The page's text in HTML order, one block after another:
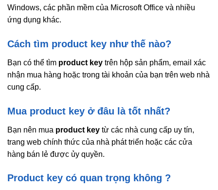
Windows, các phần mềm của Microsoft Office và nhiều
ứng dụng khác.
Cách tìm product key như thế nào?
Bạn có thể tìm product key trên hộp sản phẩm, email xác
nhận mua hàng hoặc trong tài khoản của bạn trên web nhà
cung cấp.
Mua product key ở đâu là tốt nhất?
Bạn nên mua product key từ các nhà cung cấp uy tín,
trang web chính thức của nhà phát triển hoặc các cửa
hàng bán lẻ được ủy quyền.
Product key có quan trọng không ?